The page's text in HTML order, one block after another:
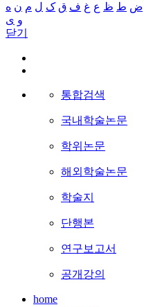
ض ط ظ ع غ ف ق ک ل م ن ه
و ی
닫기
통합검색
국내학술논문
학위논문
해외학술논문
학술지
단행본
연구보고서
공개강의
home